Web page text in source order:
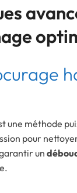
une méthode
pour
un